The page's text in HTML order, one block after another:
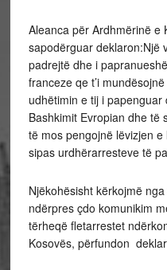
Aleanca për Ardhmërinë e
sapodërguar deklaron:Një
padrejtë dhe i
franceze qe t’i
udhëtimin e tij i
Bashkimit Evropian dhe të
të mos pengojnë lëvizjen
sipas urdhërarresteve të
Njëkohësisht kërkojmë
ndërpres çdo komunikim
tërheqë fletarrestet
Kosovës, përfundon